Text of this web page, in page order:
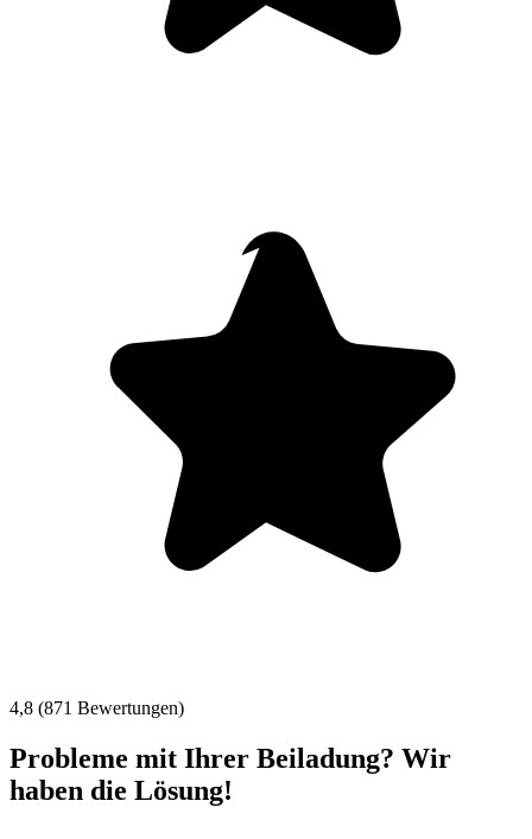
4,8 (871 Bewertungen)
Probleme mit Ihrer Beiladung? Wir
haben die Lösung!